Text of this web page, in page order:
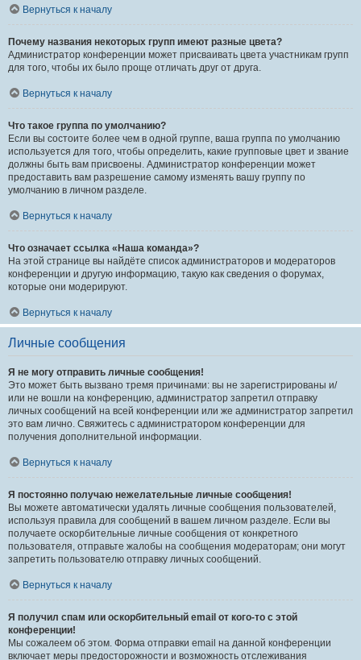
Вернуться к началу
Почему названия некоторых групп имеют разные цвета?
Администратор конференции может присваивать цвета участникам групп
для того, чтобы их было проще отличать друг от друга.
Вернуться к началу
Что такое группа по умолчанию?
Если вы состоите более чем в одной группе, ваша группа по умолчанию
используется для того, чтобы определить, какие групповые цвет и звание
должны быть вам присвоены. Администратор конференции может
предоставить вам разрешение самому изменять вашу группу по
умолчанию в личном разделе.
Вернуться к началу
Что означает ссылка «Наша команда»?
На этой странице вы найдёте список администраторов и модераторов
конференции и другую информацию, такую как сведения о форумах,
которые они модерируют.
Вернуться к началу
Личные сообщения
Я не могу отправить личные сообщения!
Это может быть вызвано тремя причинами: вы не зарегистрированы и/
или не вошли на конференцию, администратор запретил отправку
личных сообщений на всей конференции или же администратор запретил
это вам лично. Свяжитесь с администратором конференции для
получения дополнительной информации.
Вернуться к началу
Я постоянно получаю нежелательные личные сообщения!
Вы можете автоматически удалять личные сообщения пользователей,
используя правила для сообщений в вашем личном разделе. Если вы
получаете оскорбительные личные сообщения от конкретного
пользователя, отправьте жалобы на сообщения модераторам; они могут
запретить пользователю отправку личных сообщений.
Вернуться к началу
Я получил спам или оскорбительный email от кого-то с этой
конференции!
Мы сожалеем об этом. Форма отправки email на данной конференции
включает меры предосторожности и возможность отслеживания